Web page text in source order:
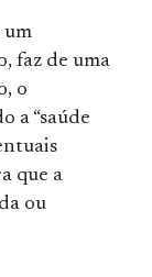
um
faz de uma
o
a “saúde
que a
ou